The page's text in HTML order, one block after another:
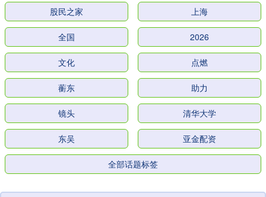
股民之家 上海
全国 2026
文化 点燃
蘅东 助力
镜头 清华大学
东吴 亚金配资
全部话题标签